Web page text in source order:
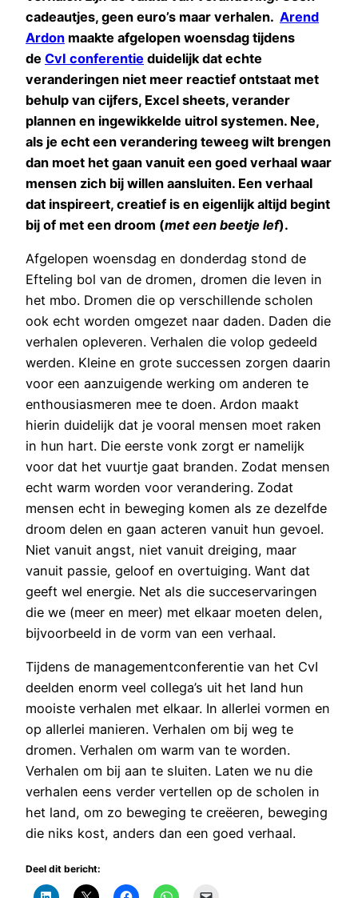
cadeautjes, geen euro’s maar verhalen. Arend
Ardon maakte afgelopen woensdag tijdens
de CvI conferentie duidelijk dat echte
veranderingen niet meer reactief ontstaat met
behulp van cijfers, Excel sheets, verander
plannen en ingewikkelde uitrol systemen. Nee,
als je echt een verandering teweeg wilt brengen
dan moet het gaan vanuit een goed verhaal waar
mensen zich bij willen aansluiten. Een verhaal
dat inspireert, creatief is en eigenlijk altijd begint
bij of met een droom (met een beetje lef).
Afgelopen woensdag en donderdag stond de
Efteling bol van de dromen, dromen die leven in
het mbo. Dromen die op verschillende scholen
ook echt worden omgezet naar daden. Daden die
verhalen opleveren. Verhalen die volop gedeeld
werden. Kleine en grote successen zorgen daarin
voor een aanzuigende werking om anderen te
enthousiasmeren mee te doen. Ardon maakt
hierin duidelijk dat je vooral mensen moet raken
in hun hart. Die eerste vonk zorgt er namelijk
voor dat het vuurtje gaat branden. Zodat mensen
echt warm worden voor verandering. Zodat
mensen echt in beweging komen als ze dezelfde
droom delen en gaan acteren vanuit hun gevoel.
Niet vanuit angst, niet vanuit dreiging, maar
vanuit passie, geloof en overtuiging. Want dat
geeft wel energie. Net als die succeservaringen
die we (meer en meer) met elkaar moeten delen,
bijvoorbeeld in de vorm van een verhaal.
Tijdens de managementconferentie van het CvI
deelden enorm veel collega’s uit het land hun
mooiste verhalen met elkaar. In allerlei vormen en
op allerlei manieren. Verhalen om bij weg te
dromen. Verhalen om warm van te worden.
Verhalen om bij aan te sluiten. Laten we nu die
verhalen eens verder vertellen op de scholen in
het land, om zo beweging te creëeren, beweging
die niks kost, anders dan een goed verhaal.
Deel dit bericht: